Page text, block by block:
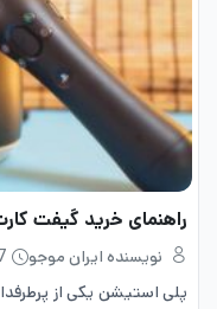
راهنمای خرید گیفت کارت 20 دلاری پلی
نویسنده ایران موجو
27
پلی استیشن یکی از